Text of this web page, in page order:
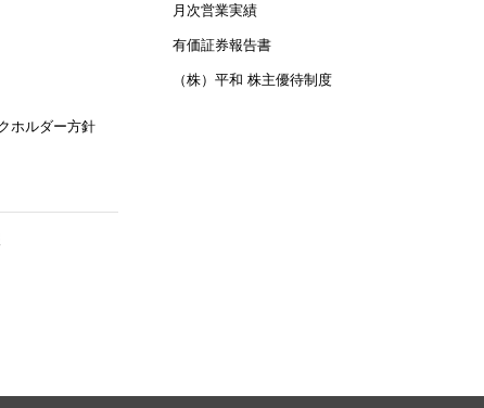
ホルダー方針
月次営業実績
有価証券報告書
（株）平和 株主優待制度